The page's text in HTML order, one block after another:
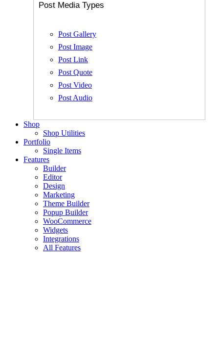
Post Media Types
Post Gallery
Post Image
Post Link
Post Quote
Post Video
Post Audio
Shop
Shop Utilities
Portfolio
Single Items
Features
Builder
Editor
Design
Marketing
Theme Builder
Popup Builder
WooCommerce
Widgets
Integrations
All Features